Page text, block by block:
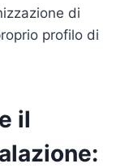
di
profilo di
il